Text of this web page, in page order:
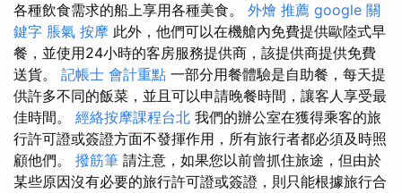
各種飲食需求的船上享用各種美食。 外燴 推薦 google 關
鍵字 脹氣 按摩 此外，他們可以在機艙內免費提供歐陸式早
餐，並使用24小時的客房服務提供商，該提供商提供免費
送貨。 記帳士 會計重點 一部分用餐體驗是自助餐，每天提
供許多不同的飯菜，並且可以申請晚餐時間，讓客人享受最
佳時間。 經絡按摩課程台北 我們的辦公室在獲得乘客的旅
行許可證或簽證方面不發揮作用，所有旅行者都必須及時照
顧他們。 撥筋筆 請注意，如果您以前曾抓住旅途，但由於
某些原因沒有必要的旅行許可證或簽證，則只能根據旅行合